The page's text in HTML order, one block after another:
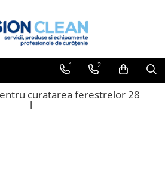
1 2
curatarea ferestrelor 28
l